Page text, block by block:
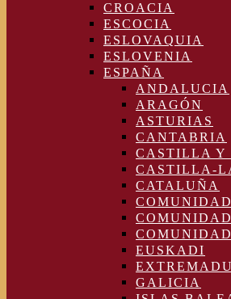
CROACIA
ESCOCIA
ESLOVAQUIA
ESLOVENIA
ESPAÑA
ANDALUCIA
ARAGÓN
ASTURIAS
CANTABRIA
CASTILLA Y
CASTILLA-
CATALUÑA
EUSKADI
GALICIA